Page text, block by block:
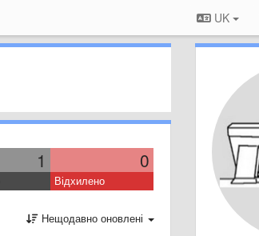
UK
1 0
Відхилено
Нещодавно оновлені